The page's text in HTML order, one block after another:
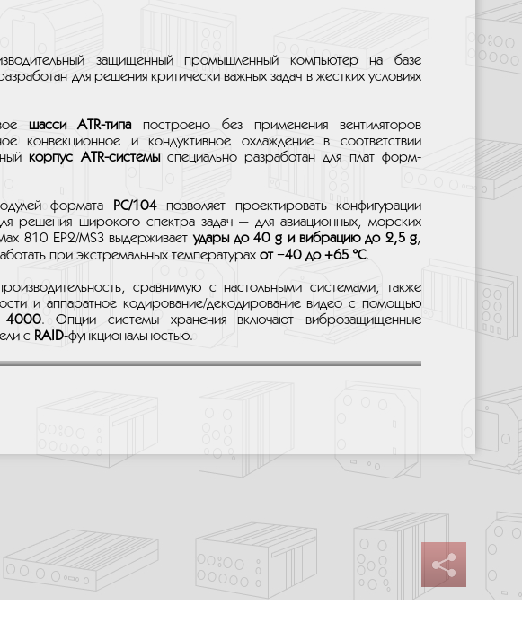
защищенный промышленный компьютер на базе
для решения критически важных задач в жестких условиях
шасси ATR-типапостроено без применения вентиляторов
конвекционное и кондуктивное охлаждение в соответствии
корпус ATR-системыспециально разработан для плат форм-
формата PC/104позволяет проектировать конфигурации
решения широкого спектра задач — для авиационных, морских
810 EP2/MS3 выдерживаетудары до 40 g и вибрацию до 2,5 g,
при экстремальных температурах от −40 до +65 °C.
сравнимую с настольными системами, также
и аппаратное кодирование/декодирование видео с помощью
. Опции системы хранения включают виброзащищенные
с RAID-функциональностью.